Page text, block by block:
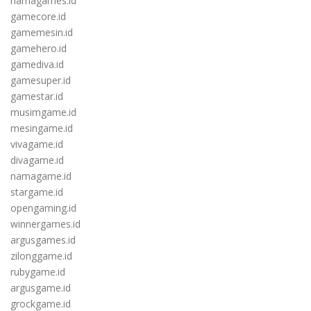
gamecore.id
gamemesin.id
gamehero.id
gamediva.id
gamesuper.id
gamestar.id
musimgame.id
mesingame.id
vivagame.id
divagame.id
namagame.id
stargame.id
opengaming.id
winnergames.id
argusgames.id
zilonggame.id
rubygame.id
argusgame.id
grockgame.id